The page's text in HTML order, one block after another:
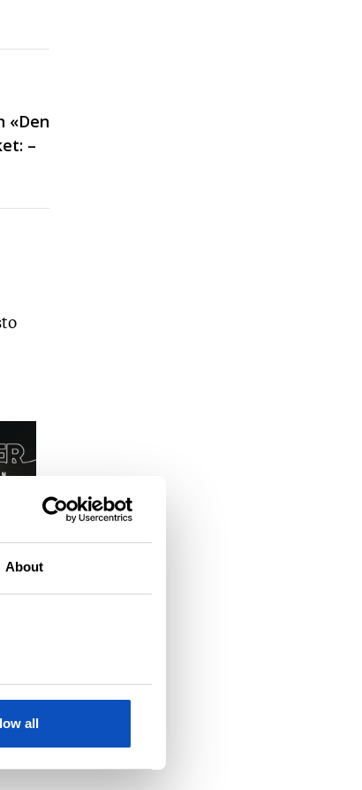
About
all
«Den
–
J.